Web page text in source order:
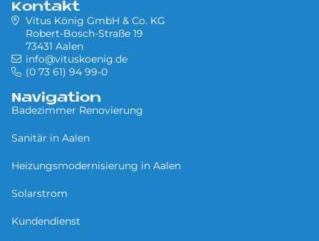
Kontakt
Vitus König GmbH & Co. KG
Robert-Bosch-Straße 19
73431 Aalen
info@vituskoenig.de
(0 73 61) 94 99-0
Navigation
Badezimmer Renovierung
Sa­ni­tär in Aa­len
Heizungsmodernisierung in Aalen
Solarstrom
Kundendienst